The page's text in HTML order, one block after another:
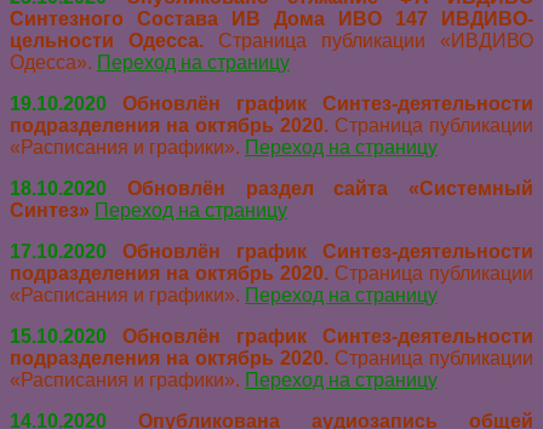
Синтезного Состава ИВ Дома ИВО 147 ИВДИВО-
цельности Одесса.
Страница публикации «ИВДИВО
Одесса». Переход на страницу
19.10.2020
Обновлён график Синтез-деятельности
подразделения на октябрь 2020. Страница публикации
«Расписания и графики». Переход на страницу
18.10.2020
Обновлён раздел сайта «Системный
Синтез» Переход на страницу
17.10.2020
Обновлён график Синтез-деятельности
подразделения на октябрь 2020. Страница публикации
«Расписания и графики». Переход на страницу
15.10.2020
Обновлён график Синтез-деятельности
подразделения на октябрь 2020. Страница публикации
«Расписания и графики». Переход на страницу
14.10.2020 Опубликована аудиозапись общей